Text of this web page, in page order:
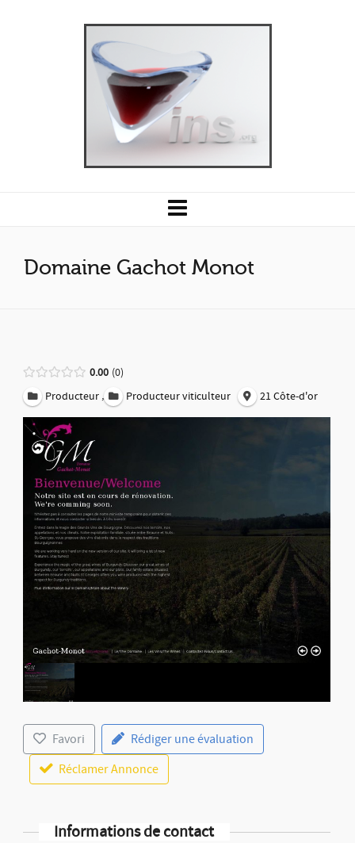
Domaine Gachot Monot
0.00 0
Producteur , Producteur viticulteur 21 Côte-d'or
Favori
Rédiger une évaluation
Réclamer Annonce
Informations de contact